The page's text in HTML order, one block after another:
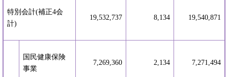
特別会計(補正4会
計)
19,532,737 8,134 19,540,871
国民健康保険
事業
7,269,360 2,134 7,271,494